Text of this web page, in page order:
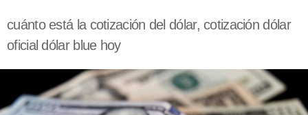
cuánto está la cotización del dólar, cotización dólar
oficial dólar blue hoy